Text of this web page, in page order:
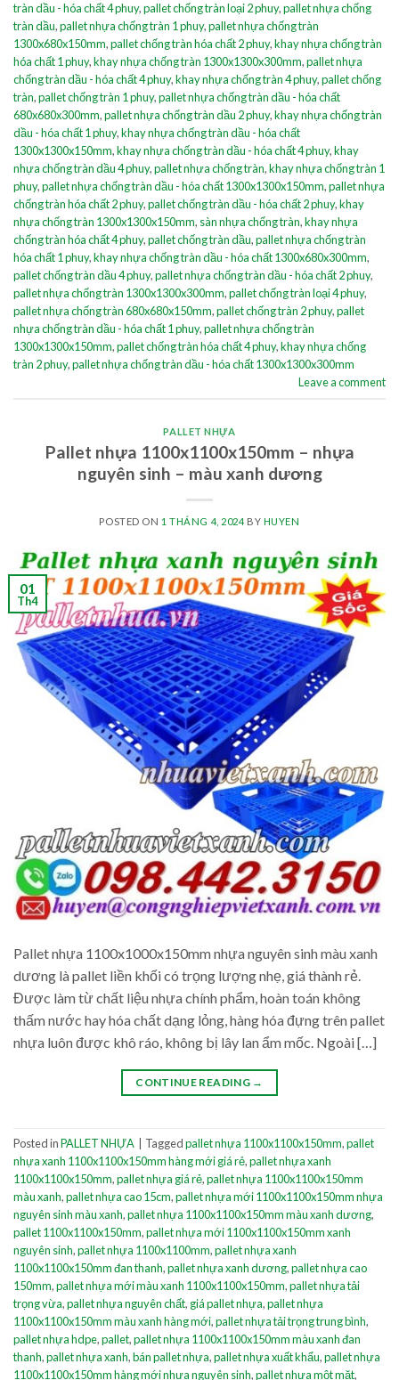
tràn dầu - hóa chất 4 phuy,pallet chống tràn loại 2 phuy,pallet nhựa chống
tràn dầu,pallet nhựa chống tràn 1 phuy,pallet nhựa chống tràn
1300x680x150mm,pallet chống tràn hóa chất 2 phuy,khay nhựa chống tràn
hóa chất 1 phuy,khay nhựa chống tràn 1300x1300x300mm,pallet nhựa
chống tràn dầu - hóa chất 4 phuy,khay nhựa chống tràn 4 phuy,pallet chống
tràn,pallet chống tràn 1 phuy,pallet nhựa chống tràn dầu - hóa chất
680x680x300mm,pallet nhựa chống tràn dầu 2 phuy,khay nhựa chống tràn
dầu - hóa chất 1 phuy,khay nhựa chống tràn dầu - hóa chất
1300x1300x150mm,khay nhựa chống tràn dầu - hóa chất 4 phuy,khay
nhựa chống tràn dầu 4 phuy,pallet nhựa chống tràn,khay nhựa chống tràn 1
phuy,pallet nhựa chống tràn dầu - hóa chất 1300x1300x150mm,pallet nhựa
chống tràn hóa chất 2 phuy,pallet chống tràn dầu - hóa chất 2 phuy,khay
nhựa chống tràn 1300x1300x150mm, sàn nhựa chống tràn,khay nhựa
chống tràn hóa chất 4 phuy,pallet chống tràn dầu,pallet nhựa chống tràn
hóa chất 1 phuy,khay nhựa chống tràn dầu - hóa chất 1300x680x300mm,
pallet chống tràn dầu 4 phuy,pallet nhựa chống tràn dầu - hóa chất 2 phuy,
pallet nhựa chống tràn 1300x1300x300mm,pallet chống tràn loại 4 phuy,
pallet nhựa chống tràn 680x680x150mm,pallet chống tràn 2 phuy,pallet
nhựa chống tràn dầu - hóa chất 1 phuy,pallet nhựa chống tràn
1300x1300x150mm,pallet chống tràn hóa chất 4 phuy,khay nhựa chống
tràn 2 phuy,pallet nhựa chống tràn dầu - hóa chất 1300x1300x300mm
Leave a comment
PALLET NHỰA
Pallet nhựa 1100x1100x150mm – nhựa
nguyên sinh – màu xanh dương
POSTED ON 1 THÁNG 4, 2024BY HUYEN
01
Th4
Pallet nhựa 1100x1000x150mm nhựa nguyên sinh màu xanh
dương là pallet liền khối có trọng lượng nhẹ, giá thành rẻ.
Được làm từ chất liệu nhựa chính phẩm, hoàn toán không
thấm nước hay hóa chất dạng lỏng, hàng hóa đựng trên pallet
nhựa luôn được khô ráo, không bị lây lan ẩm mốc. Ngoài […]
CONTINUE READING →
Posted inPALLET NHỰA Taggedpallet nhựa 1100x1100x150mm,pallet
nhựa xanh 1100x1100x150mm hàng mới giá rẻ,pallet nhựa xanh
1100x1100x150mm,pallet nhựa giá rẻ,pallet nhựa 1100x1100x150mm
màu xanh,pallet nhựa cao 15cm,pallet nhựa mới 1100x1100x150mm nhựa
nguyên sinh màu xanh,pallet nhựa 1100x1100x150mm màu xanh dương,
pallet 1100x1100x150mm,pallet nhựa mới 1100x1100x150mm xanh
nguyên sinh,pallet nhựa 1100x1100mm,pallet nhựa xanh
1100x1100x150mm đan thanh,pallet nhựa xanh dương,pallet nhựa cao
150mm,pallet nhựa mới màu xanh 1100x1100x150mm,pallet nhựa tải
trọng vừa,pallet nhựa nguyên chất, giá pallet nhựa,pallet nhựa
1100x1100x150mm màu xanh hàng mới,pallet nhựa tải trọng trung bình,
pallet nhựa hdpe,pallet,pallet nhựa 1100x1100x150mm màu xanh đan
thanh,pallet nhựa xanh,bán pallet nhựa,pallet nhựa xuất khẩu,pallet nhựa
1100x1100x150mm hàng mới nhựa nguyên sinh,pallet nhựa một mặt,